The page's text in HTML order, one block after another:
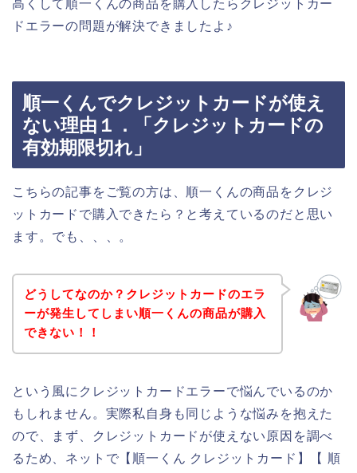
高くして順一くんの商品を購入したらクレジットカー
ドエラーの問題が解決できましたよ♪
順一くんでクレジットカードが使え
ない理由１．「クレジットカードの
有効期限切れ」
こちらの記事をご覧の方は、順一くんの商品をクレジ
ットカードで購入できたら？と考えているのだと思い
ます。でも、、、。
どうしてなのか？クレジットカードのエラ
ーが発生してしまい順一くんの商品が購入
できない！！
という風にクレジットカードエラーで悩んでいるのか
もしれません。実際私自身も同じような悩みを抱えた
ので、まず、クレジットカードが使えない原因を調べ
るため、ネットで【順一くん クレジットカード】【 順